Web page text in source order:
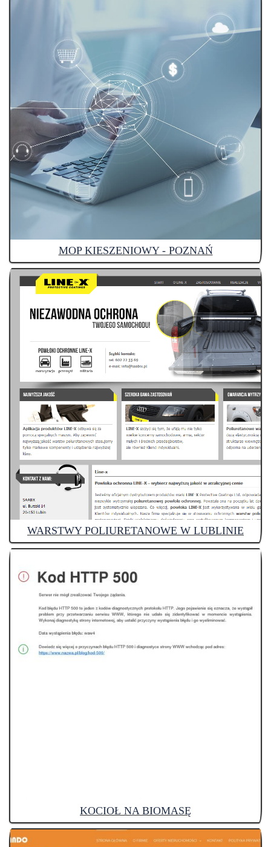
MOP KIESZENIOWY - POZNAŃ
WARSTWY POLIURETANOWE W LUBLINIE
KOCIOŁ NA BIOMASĘ